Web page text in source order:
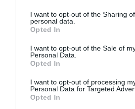
I want to opt-out of the Sharing
personal data.
Opted In
I want to opt-out of the Sale of
Personal Data.
Opted In
I want to opt-out of processing
Personal Data for Targeted
Opted In
Marcelo Gullo: “El trabajo
historia, de poner la
cristiano"
por Hispanidad